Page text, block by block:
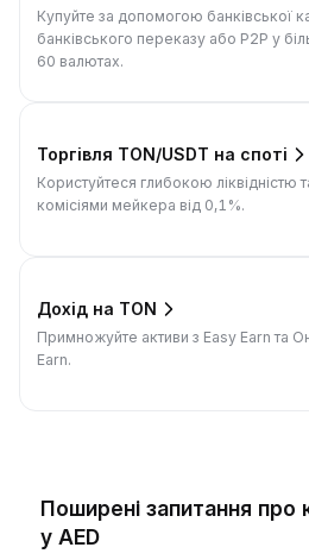
Купуйте за допомогою банківської
банківського переказу або P2P у
60 валютах.
Торгівля TON/USDT на споті
Користуйтеся глибокою ліквідністю
комісіями мейкера від 0,1%.
Дохід на TON
Примножуйте активи з Easy Earn та
Earn.
Поширені запитання про
у AED